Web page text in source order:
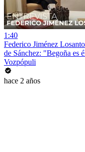
1:40
Federico Jiménez
de Sánchez: "Begoña es
Vozpópuli
hace 2 años